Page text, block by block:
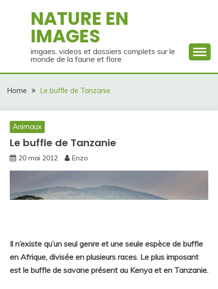
NATURE EN
IMAGES
imgaes, videos et dossiers complets sur le
monde de la faune et flore
Home Le buffle de Tanzanie
Animaux
Le buffle de Tanzanie
20 mai 2012 Enzo
Il n’existe qu’un seul genre et une seule espèce de buffle
en Afrique, divisée en plusieurs races. Le plus imposant
est le buffle de savane présent au Kenya et en Tanzanie.